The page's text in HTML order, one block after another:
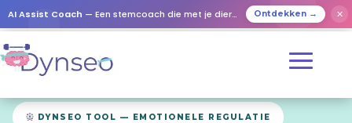
AI Assist Coach — Een stemcoach die met je dierbaren speelt Ontdekken → ✕
DYNSEO TOOL — EMOTIONELE REGULATIE